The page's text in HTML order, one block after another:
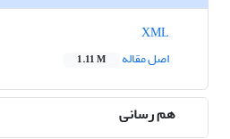
اصل مقاله
1.11 M
هم رسانی